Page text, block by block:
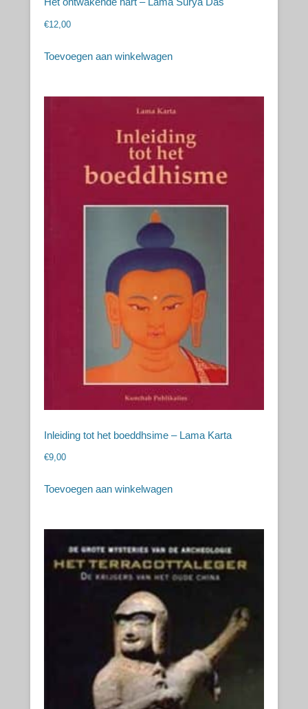
€12,00
Toevoegen aan winkelwagen
Inleiding tot het boeddhsime – Lama Karta
€9,00
Toevoegen aan winkelwagen